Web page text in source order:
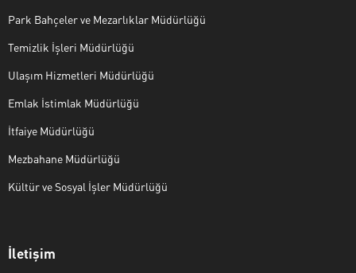
Park Bahçeler ve Mezarlıklar Müdürlüğü
Temizlik İşleri Müdürlüğü
Ulaşım Hizmetleri Müdürlüğü
Emlak İstimlak Müdürlüğü
İtfaiye Müdürlüğü
Mezbahane Müdürlüğü
Kültür ve Sosyal İşler Müdürlüğü
İletişim